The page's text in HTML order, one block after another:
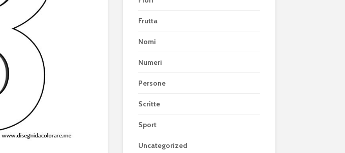
Frutta
Nomi
Numeri
Persone
Scritte
Sport
Uncategorized